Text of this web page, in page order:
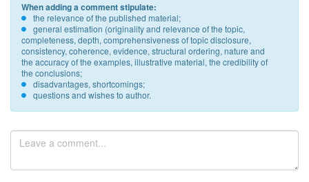
When adding a comment stipulate:
the relevance of the published material;
general estimation (originality and relevance of the topic,
completeness, depth, comprehensiveness of topic disclosure,
consistency, coherence, evidence, structural ordering, nature and
the accuracy of the examples, illustrative material, the credibility of
the conclusions;
disadvantages, shortcomings;
questions and wishes to author.